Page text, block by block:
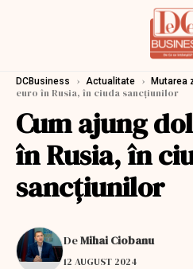
DCBusiness › Actualitate › Mutarea
euro în Rusia, în ciuda sancțiunilor
Cum ajung
în Rusia, în
sancțiunilor
DeMihai Ciobanu
12 AUGUST 2024